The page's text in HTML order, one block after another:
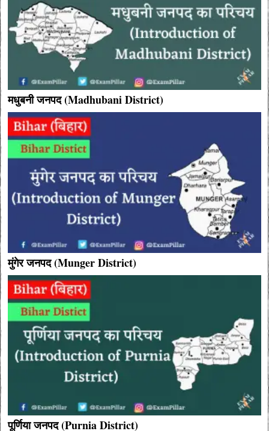
मधुबनी जनपद (Madhubani District)
मुंगेर जनपद (Munger District)
पूर्णिया जनपद (Purnia District)